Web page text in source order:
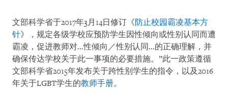
文部科学省于2017年3月14日修订《防止校园霸凌基本方
针》，规定各级学校应预防学生因性倾向或性别认同而遭
霸凌，促进教师对...性倾向／性别认同...的正确理解，并
确保传达学校关于此一事项的必要措施。”此一政策遵循
文部科学省2015年发布关于跨性别学生的指令，以及2016
年关于LGBT学生的教师手册。